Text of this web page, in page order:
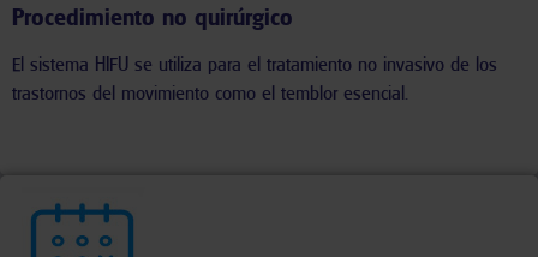
Procedimiento no quirúrgico
El sistema HIFU se utiliza para el tratamiento no invasivo de los
trastornos del movimiento como el temblor esencial.